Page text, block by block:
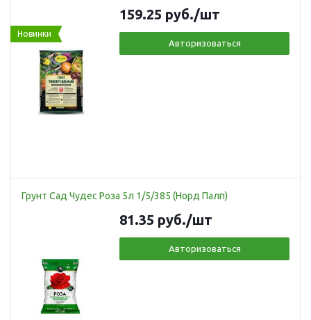
Новинки
159.25 руб./шт
Авторизоваться
Грунт Сад Чудес Роза 5л 1/5/385 (Норд Палп)
81.35 руб./шт
Авторизоваться